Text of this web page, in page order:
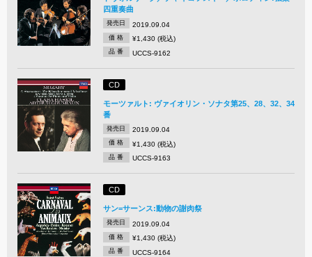
四重奏曲
発売日 2019.09.04
価 格 ¥1,430 (税込)
品 番 UCCS-9162
CD
モーツァルト: ヴァイオリン・ソナタ第25、28、32、34
番
発売日 2019.09.04
価 格 ¥1,430 (税込)
品 番 UCCS-9163
CD
サン=サーンス:動物の謝肉祭
発売日 2019.09.04
価 格 ¥1,430 (税込)
品 番 UCCS-9164